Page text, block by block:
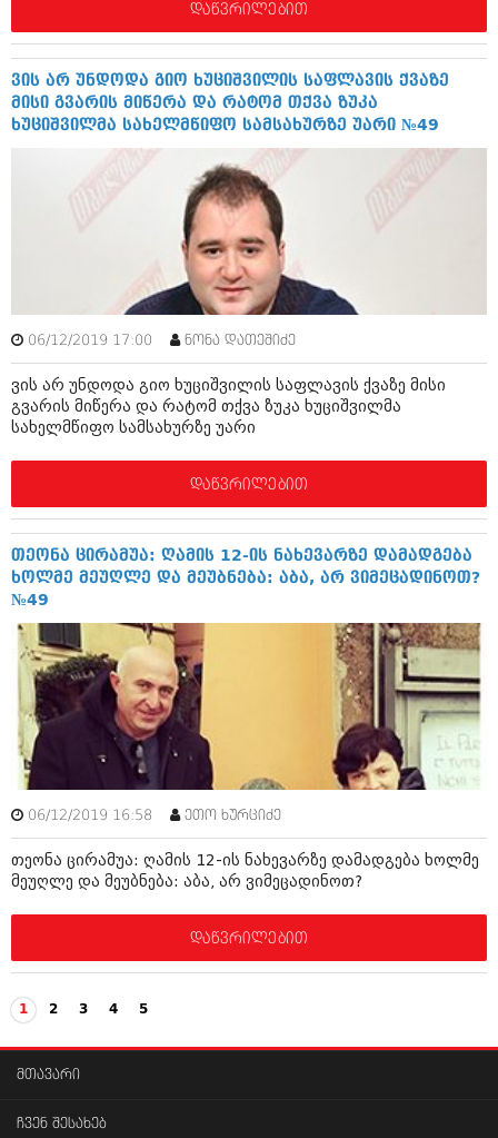
დეკემბერი 2010 (881)
ოქტომბერი 2010 (341)
სექტემბერი 2010 (449)
აგვისტო 2010 (461)
ივლისი 2010 (556)
ივნისი 2010 (685)
მაისი 2010 (232)
აპრილი 2010 (229)
მარტი 2010 (454)
თებერვალი 2010 (421)
იანვარი 2010 (422)
დეკემბერი 2009 (510)
ნოემბერი 2009 (308)
სექტემბერი 2009 (541)
ივლისი 2009 (118)
თებერვალი 0216 (1)
დეკემბერი 0215 (1)
ოქტომბერი 0215 (1)
აგვისტო 0215 (2)
აგვისტო 0212 (1)
ნოემბერი 0201 (1)
დაწვრილებით
ვის არ უნდოდა გიო ხუციშვილის საფლავის ქვაზე
მისი გვარის მიწერა და რატომ თქვა ზუკა
ხუციშვილმა სახელმწიფო სამსახურზე უარი №49
06/12/2019 17:00 ნონა დათეშიძე
ვის არ უნდოდა გიო ხუციშვილის საფლავის ქვაზე მისი
გვარის მიწერა და რატომ თქვა ზუკა ხუციშვილმა
სახელმწიფო სამსახურზე უარი
დაწვრილებით
თეონა ცირამუა: ღამის 12-ის ნახევარზე დამადგება
ხოლმე მეუღლე და მეუბნება: აბა, არ ვიმეცადინოთ?
№49
06/12/2019 16:58 ეთო ხურციძე
თეონა ცირამუა: ღამის 12-ის ნახევარზე დამადგება ხოლმე
მეუღლე და მეუბნება: აბა, არ ვიმეცადინოთ?
დაწვრილებით
1 2 3 4 5
მთავარი
ჩვენ შესახებ